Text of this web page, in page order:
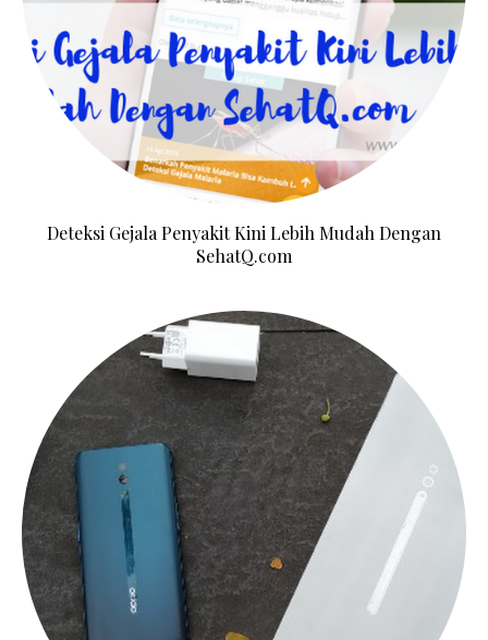
Deteksi Gejala Penyakit Kini Lebih Mudah Dengan
SehatQ.com